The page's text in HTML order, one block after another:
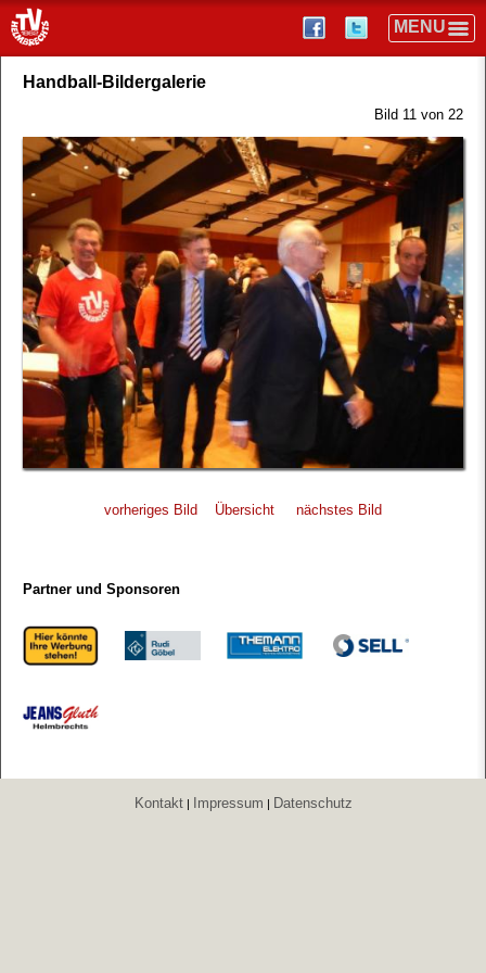
Handball-Bildergalerie
Bild 11 von 22
vorheriges Bild Übersicht nächstes Bild
Partner und Sponsoren
Kontakt| Impressum Datenschutz